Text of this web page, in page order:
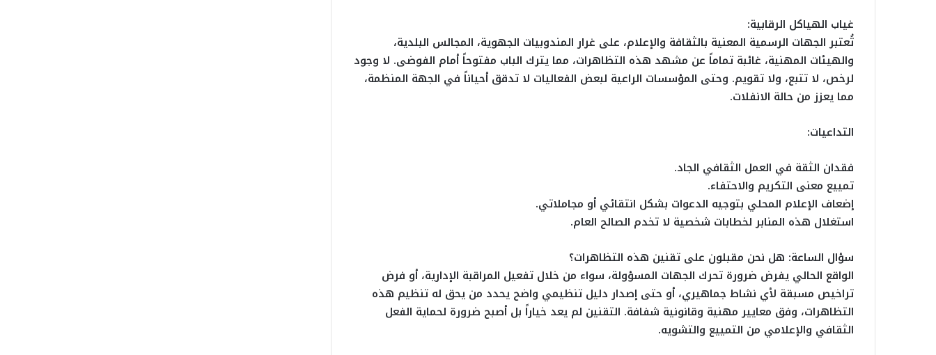
غياب الهياكل الرقابية:
تُعتبر الجهات الرسمية المعنية بالثقافة والإعلام، على غرار المندوبيات الجهوية، المجالس البلدية،
والهيئات المهنية، غائبة تماماً عن مشهد هذه التظاهرات، مما يترك الباب مفتوحاً أمام الفوضى. لا وجود
لرخص، لا تتبع، ولا تقويم. وحتى المؤسسات الراعية لبعض الفعاليات لا تدقق أحياناً في الجهة المنظمة،
مما يعزز من حالة الانفلات.
التداعيات:
فقدان الثقة في العمل الثقافي الجاد.
تمييع معنى التكريم والاحتفاء.
إضعاف الإعلام المحلي بتوجيه الدعوات بشكل انتقائي أو مجاملاتي.
استغلال هذه المنابر لخطابات شخصية لا تخدم الصالح العام.
سؤال الساعة: هل نحن مقبلون على تقنين هذه التظاهرات؟
الواقع الحالي يفرض ضرورة تحرك الجهات المسؤولة، سواء من خلال تفعيل المراقبة الإدارية، أو فرض
تراخيص مسبقة لأي نشاط جماهيري، أو حتى إصدار دليل تنظيمي واضح يحدد من يحق له تنظيم هذه
التظاهرات، وفق معايير مهنية وقانونية شفافة. التقنين لم يعد خياراً بل أصبح ضرورة لحماية الفعل
الثقافي والإعلامي من التمييع والتشويه.